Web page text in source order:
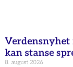
Verdensnyhet
kan stanse
8. august 2026